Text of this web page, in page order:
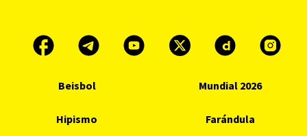
Beisbol Mundial 2026
Hipismo Farándula